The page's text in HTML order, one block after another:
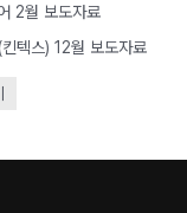
2월 보도자료
텍스) 12월 보도자료